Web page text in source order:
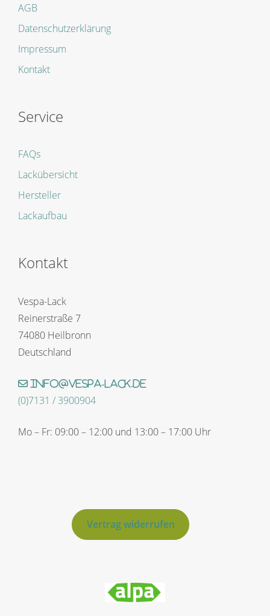
AGB
Datenschutzerklärung
Impressum
Kontakt
Service
FAQs
Lackübersicht
Hersteller
Lackaufbau
Kontakt
Vespa-Lack
Reinerstraße 7
74080 Heilbronn
Deutschland
info@vespa-lack.de
(0)7131 / 3900904
Mo – Fr: 09:00 – 12:00 und 13:00 – 17:00 Uhr
Vertrag widerrufen